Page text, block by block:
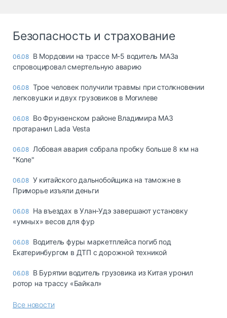
Безопасность и страхование
06.08 В Мордовии на трассе М-5 водитель МАЗа
спровоцировал смертельную аварию
06.08 Трое человек получили травмы при столкновении
легковушки и двух грузовиков в Могилеве
06.08 Во Фрунзенском районе Владимира МАЗ
протаранил Lada Vesta
06.08 Лобовая авария собрала пробку больше 8 км на
"Коле"
06.08 У китайского дальнобойщика на таможне в
Приморье изъяли деньги
06.08 Ha въeздax в Улaн-Удэ зaвepшaют ycтaнoвкy
«yмныx» вecoв для фyp
06.08 Водитель фуры маркетплейса погиб под
Екатеринбургом в ДТП с дорожной техникой
06.08 В Бурятии водитель грузовика из Китая уронил
ротор на трассу «Байкал»
Все новости